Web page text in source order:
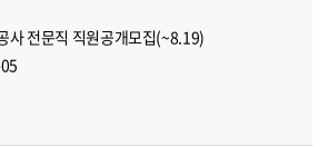
사 전문직 직원공개모집(~8.19)